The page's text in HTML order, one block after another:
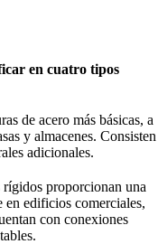
en cuatro tipos
de acero más básicas, a
y almacenes. Consisten
adicionales.
rígidos proporcionan una
en edificios comerciales,
con conexiones